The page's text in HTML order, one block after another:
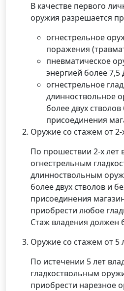
В качестве первого
оружия разрешается
огнестрельное
поражения
пневматическое
энергией более 7,5
огнестрельное
длинноствольное
более двух
присоединения
Оружие со стажем от 2-
По прошествии 2-х лет
огнестрельным
длинноствольным
более двух стволов и
присоединения
приобрести любое
Стаж владения
Оружие со стажем от 5
По истечении 5 лет
гладкоствольным
приобрести нарезное